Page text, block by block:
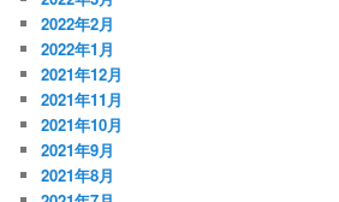
2022年2月
2022年1月
2021年12月
2021年11月
2021年10月
2021年9月
2021年8月